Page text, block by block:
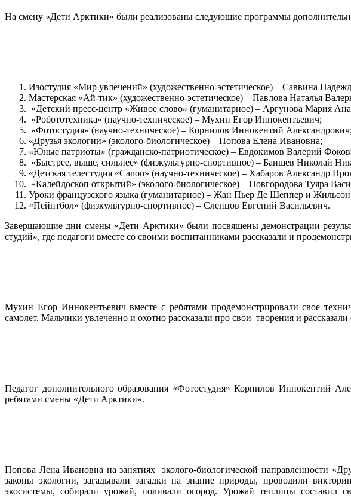
На смену «Дети Арктики» были реализованы следующие программы
Изостудия «Мир увлечений» (художественно-эстетическое) – Саввина
Мастерская «Ай-тик» (художественно-эстетическое) – Павлова Наталья
«Детский пресс-центр «Живое слово» (гуманитарное) – Аргунова Мария
«Робототехника» (научно-техническое) – Мухин Егор Иннокентьевич;
«Фотостудия» (научно-техническое) – Корнилов Иннокентий Александрович;
«Друзья экологии» (эколого-биологическое) – Попова Елена Ивановна;
«Юные патриоты» (гражданско-патриотическое) – Евдокимов Валерий
«Быстрее, выше, сильнее» (физкультурно-спортивное) – Баишев Николай
«Детская телестудия «Canon» (научно-техническое) – Хабаров Александр
«Калейдоскоп открытий» (эколого-биологическое) – Новгородова Туяра
Уроки французского языка (гуманитарное) – Жан Пьер Де Шеппер и
«Пейнтбол» (физкультурно-спортивное) – Слепцов Евгений Васильевич.
Завершающие дни смены «Дети Арктики» были посвящены демонстрации
студий», где педагоги вместе со своими воспитанниками рассказали и
Мухин Егор Иннокентьевич вместе с ребятами продемонстрировали свое
самолет. Мальчики увлеченно и охотно рассказали про свои творения и рассказали
Педагог дополнительного образования «Фотостудия» Корнилов Иннокентий
ребятами смены «Дети Арктики».
Попова Лена Ивановна на занятиях эколого-биологической направленности
законы экологии, загадывали загадки на знание природы, проводили
экосистемы, собирали урожай, поливали огород. Урожай теплицы составил